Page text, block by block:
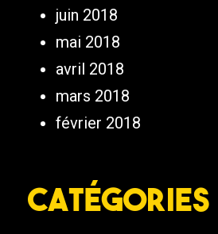
juin 2018
mai 2018
avril 2018
mars 2018
février 2018
Catégories